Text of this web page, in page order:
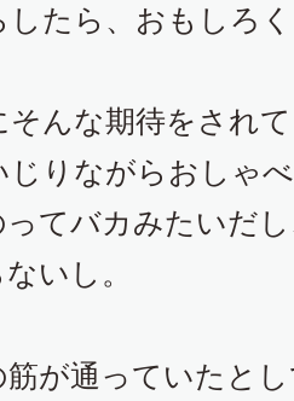
たら、おもしろ
んな期待をされ
じりながらおしゃ
ってバカみたいだ
いし。
筋が通っていたと